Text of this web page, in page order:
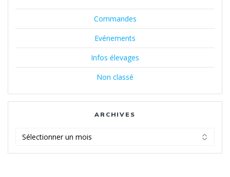
Commandes
Evénements
Infos élevages
Non classé
ARCHIVES